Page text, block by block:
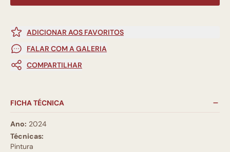
ADICIONAR AOS FAVORITOS
FALAR COM A GALERIA
COMPARTILHAR
FICHA TÉCNICA
Ano: 2024
Técnicas:
Pintura